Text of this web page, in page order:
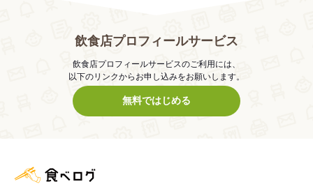
飲食店プロフィールサービス
飲食店プロフィールサービスのご利用には、
以下のリンクからお申し込みをお願いします。
無料ではじめる